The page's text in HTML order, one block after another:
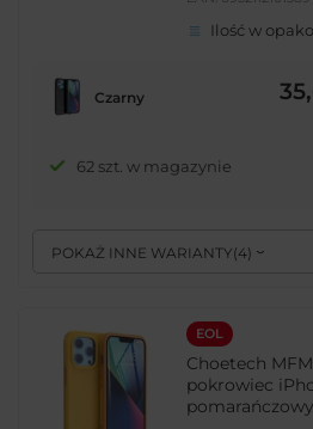
Ilość w
POKAŻ INNE WARIANTY(4)
Czarny
62 szt. w magazynie
EOL
Choetech
pokrowiec
pomarańczowy